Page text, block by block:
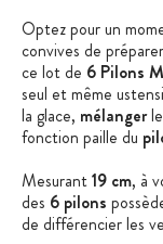
Optez pour un
convives de
ce lot de 6 Pilons
seul et même
la glace, mélanger
fonction paille du
Mesurant19 cm, à
des 6 pilons
de différencier les